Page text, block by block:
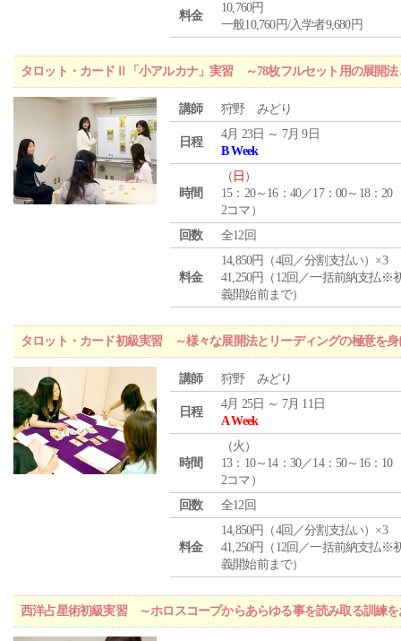
料金
10,760円
一般10,760円/入学者9,680円
タロット・カードⅡ「小アルカナ」実習 ～78枚フルセット用の展開法
講師 狩野 みどり
日程
4月 23日 ～ 7月 9日
B Week
時間
（ 日 ）
15：20～16：40／17：00～18：20
2コマ）
回数
全12回
料金
14,850円（4回／分割支払い）×3
41,250円（12回／一括前納支払※
義開始前まで）
タロット・カード初級実習 ～様々な展開法とリーディングの極意を身
講師 狩野 みどり
日程
4月 25日 ～ 7月 11日
A Week
時間
（火 ）
13：10～14：30／14：50～16：10
2コマ）
回数
全12回
料金
14,850円（4回／分割支払い）×3
41,250円（12回／一括前納支払※
義開始前まで）
西洋占星術初級実習 ～ホロスコープからあらゆる事を読み取る訓練を